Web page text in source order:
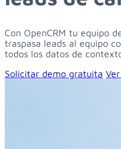
Con OpenCRM tu equipo
traspasa leads al equipo
todos los datos de
Solicitar demo gratuita